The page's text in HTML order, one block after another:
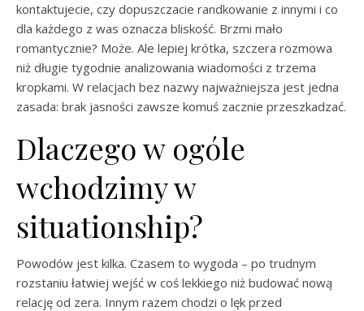
kontaktujecie, czy dopuszczacie randkowanie z innymi i co
dla każdego z was oznacza bliskość. Brzmi mało
romantycznie? Może. Ale lepiej krótka, szczera rozmowa
niż długie tygodnie analizowania wiadomości z trzema
kropkami. W relacjach bez nazwy najważniejsza jest jedna
zasada: brak jasności zawsze komuś zacznie przeszkadzać.
Dlaczego w ogóle
wchodzimy w
situationship?
Powodów jest kilka. Czasem to wygoda – po trudnym
rozstaniu łatwiej wejść w coś lekkiego niż budować nową
relację od zera. Innym razem chodzi o lęk przed